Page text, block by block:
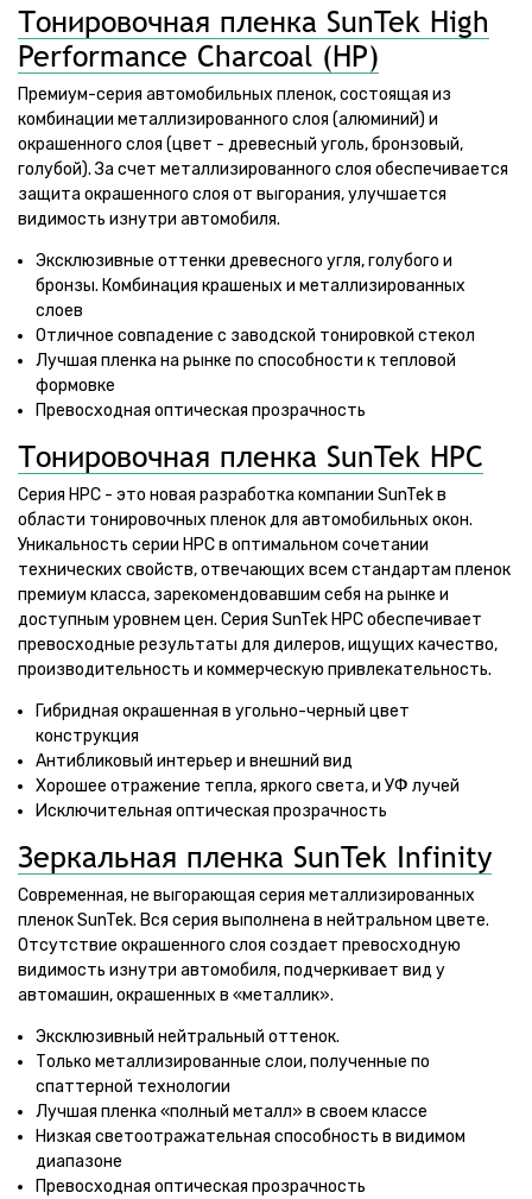
Тонировочная пленка SunTek High
Performance Charcoal (HP)
Премиум-серия автомобильных пленок, состоящая из
комбинации металлизированного слоя (алюминий) и
окрашенного слоя (цвет - древесный уголь, бронзовый,
голубой). За счет металлизированного слоя обеспечивается
защита окрашенного слоя от выгорания, улучшается
видимость изнутри автомобиля.
Эксклюзивные оттенки древесного угля, голубого и
бронзы. Комбинация крашеных и металлизированных
слоев
Отличное совпадение с заводской тонировкой стекол
Лучшая пленка на рынке по способности к тепловой
формовке
Превосходная оптическая прозрачность
Тонировочная пленка SunTek HPC
Серия HPC - это новая разработка компании SunTek в
области тонировочных пленок для автомобильных окон.
Уникальность серии HPC в оптимальном сочетании
технических свойств, отвечающих всем стандартам пленок
премиум класса, зарекомендовавшим себя на рынке и
доступным уровнем цен. Серия SunTek HPC обеспечивает
превосходные результаты для дилеров, ищущих качество,
производительность и коммерческую привлекательность.
Гибридная окрашенная в угольно-черный цвет
конструкция
Антибликовый интерьер и внешний вид
Хорошее отражение тепла, яркого света, и УФ лучей
Исключительная оптическая прозрачность
Зеркальная пленка SunTek Infinity
Современная, не выгорающая серия металлизированных
пленок SunTek. Вся серия выполнена в нейтральном цвете.
Отсутствие окрашенного слоя создает превосходную
видимость изнутри автомобиля, подчеркивает вид у
автомашин, окрашенных в «металлик».
Эксклюзивный нейтральный оттенок.
Только металлизированные слои, полученные по
спаттерной технологии
Лучшая пленка «полный металл» в своем классе
Низкая светоотражательная способность в видимом
диапазоне
Превосходная оптическая прозрачность